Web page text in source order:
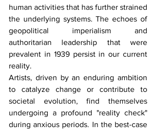
human activities that has further strained
the underlying systems. The echoes of
geopolitical imperialism and
authoritarian leadership that were
prevalent in 1939 persist in our current
reality.
Artists, driven by an enduring ambition
to catalyze change or contribute to
societal evolution, find themselves
undergoing a profound "reality check"
during anxious periods. In the best-case